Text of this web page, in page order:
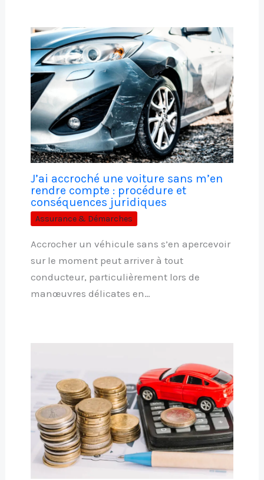
J’ai accroché une voiture sans m’en
rendre compte : procédure et
conséquences juridiques
Assurance & Démarches
Accrocher un véhicule sans s’en apercevoir
sur le moment peut arriver à tout
conducteur, particulièrement lors de
manœuvres délicates en…